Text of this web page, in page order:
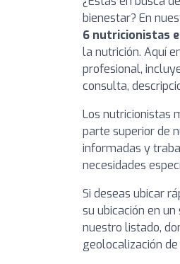
bienestar? En
6 nutricionistas
la nutrición. Aquí
profesional,
consulta,
Los nutricionistas
parte superior de
informadas y
necesidades
Si deseas ubicar
su ubicación en
nuestro listado,
geolocalización